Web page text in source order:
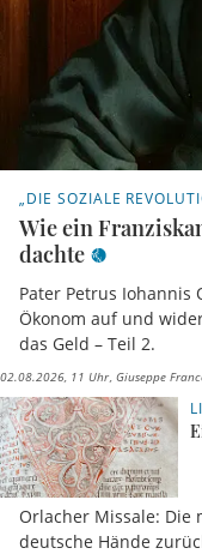
„DIE SOZIALE
Wie ein
dachte
Pater Petrus
Ökonom auf und
das Geld – Teil 2.
02.08.2026, 11 Uhr Giuseppe
Orlacher Missale:
deutsche Hände